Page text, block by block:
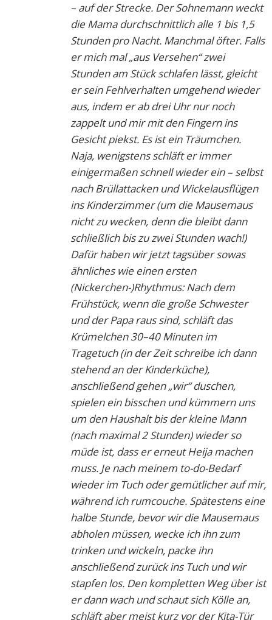
– auf der Strecke. Der Sohnemann weckt
die Mama durchschnittlich alle 1 bis 1,5
Stunden pro Nacht. Manchmal öfter. Falls
er mich mal „aus Versehen“ zwei
Stunden am Stück schlafen lässt, gleicht
er sein Fehlverhalten umgehend wieder
aus, indem er ab drei Uhr nur noch
zappelt und mir mit den Fingern ins
Gesicht piekst. Es ist ein Träumchen.
Naja, wenigstens schläft er immer
einigermaßen schnell wieder ein – selbst
nach Brüllattacken und Wickelausflügen
ins Kinderzimmer (um die Mausemaus
nicht zu wecken, denn die bleibt dann
schließlich bis zu zwei Stunden wach!)
Dafür haben wir jetzt tagsüber sowas
ähnliches wie einen ersten
(Nickerchen-)Rhythmus: Nach dem
Frühstück, wenn die große Schwester
und der Papa raus sind, schläft das
Krümelchen 30–40 Minuten im
Tragetuch (in der Zeit schreibe ich dann
stehend an der Kinderküche),
anschließend gehen „wir“ duschen,
spielen ein bisschen und kümmern uns
um den Haushalt bis der kleine Mann
(nach maximal 2 Stunden) wieder so
müde ist, dass er erneut Heija machen
muss. Je nach meinem to-do-Bedarf
wieder im Tuch oder gemütlicher auf mir,
während ich rumcouche. Spätestens eine
halbe Stunde, bevor wir die Mausemaus
abholen müssen, wecke ich ihn zum
trinken und wickeln, packe ihn
anschließend zurück ins Tuch und wir
stapfen los. Den kompletten Weg über ist
er dann wach und schaut sich Kölle an,
schläft aber meist kurz vor der Kita-Tür